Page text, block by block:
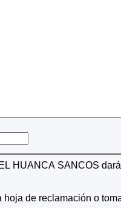
HUANCA SANCOS
de reclamación o